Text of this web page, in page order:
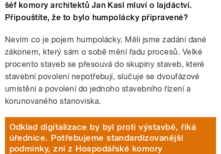
šéf komory architektů Jan Kasl mluví o lajdáctví.
Připouštíte, že to bylo humpolácky připravené?
Nevím co je pojem humpolácky. Měli jsme zadání dané
zákonem, který sám o sobě mění řadu procesů. Velké
procento staveb se přesouvá do skupiny staveb, které
stavební povolení nepotřebují, slučuje se dvoufázové
umístění a povolení do jednoho stavebního řízení a
korunovaného stanoviska.
Odklad digitalizace by byl proti výstavbě, říká
úřednice. Potřebujeme standardizovanější
podmínky, zní z Hospodářské komory